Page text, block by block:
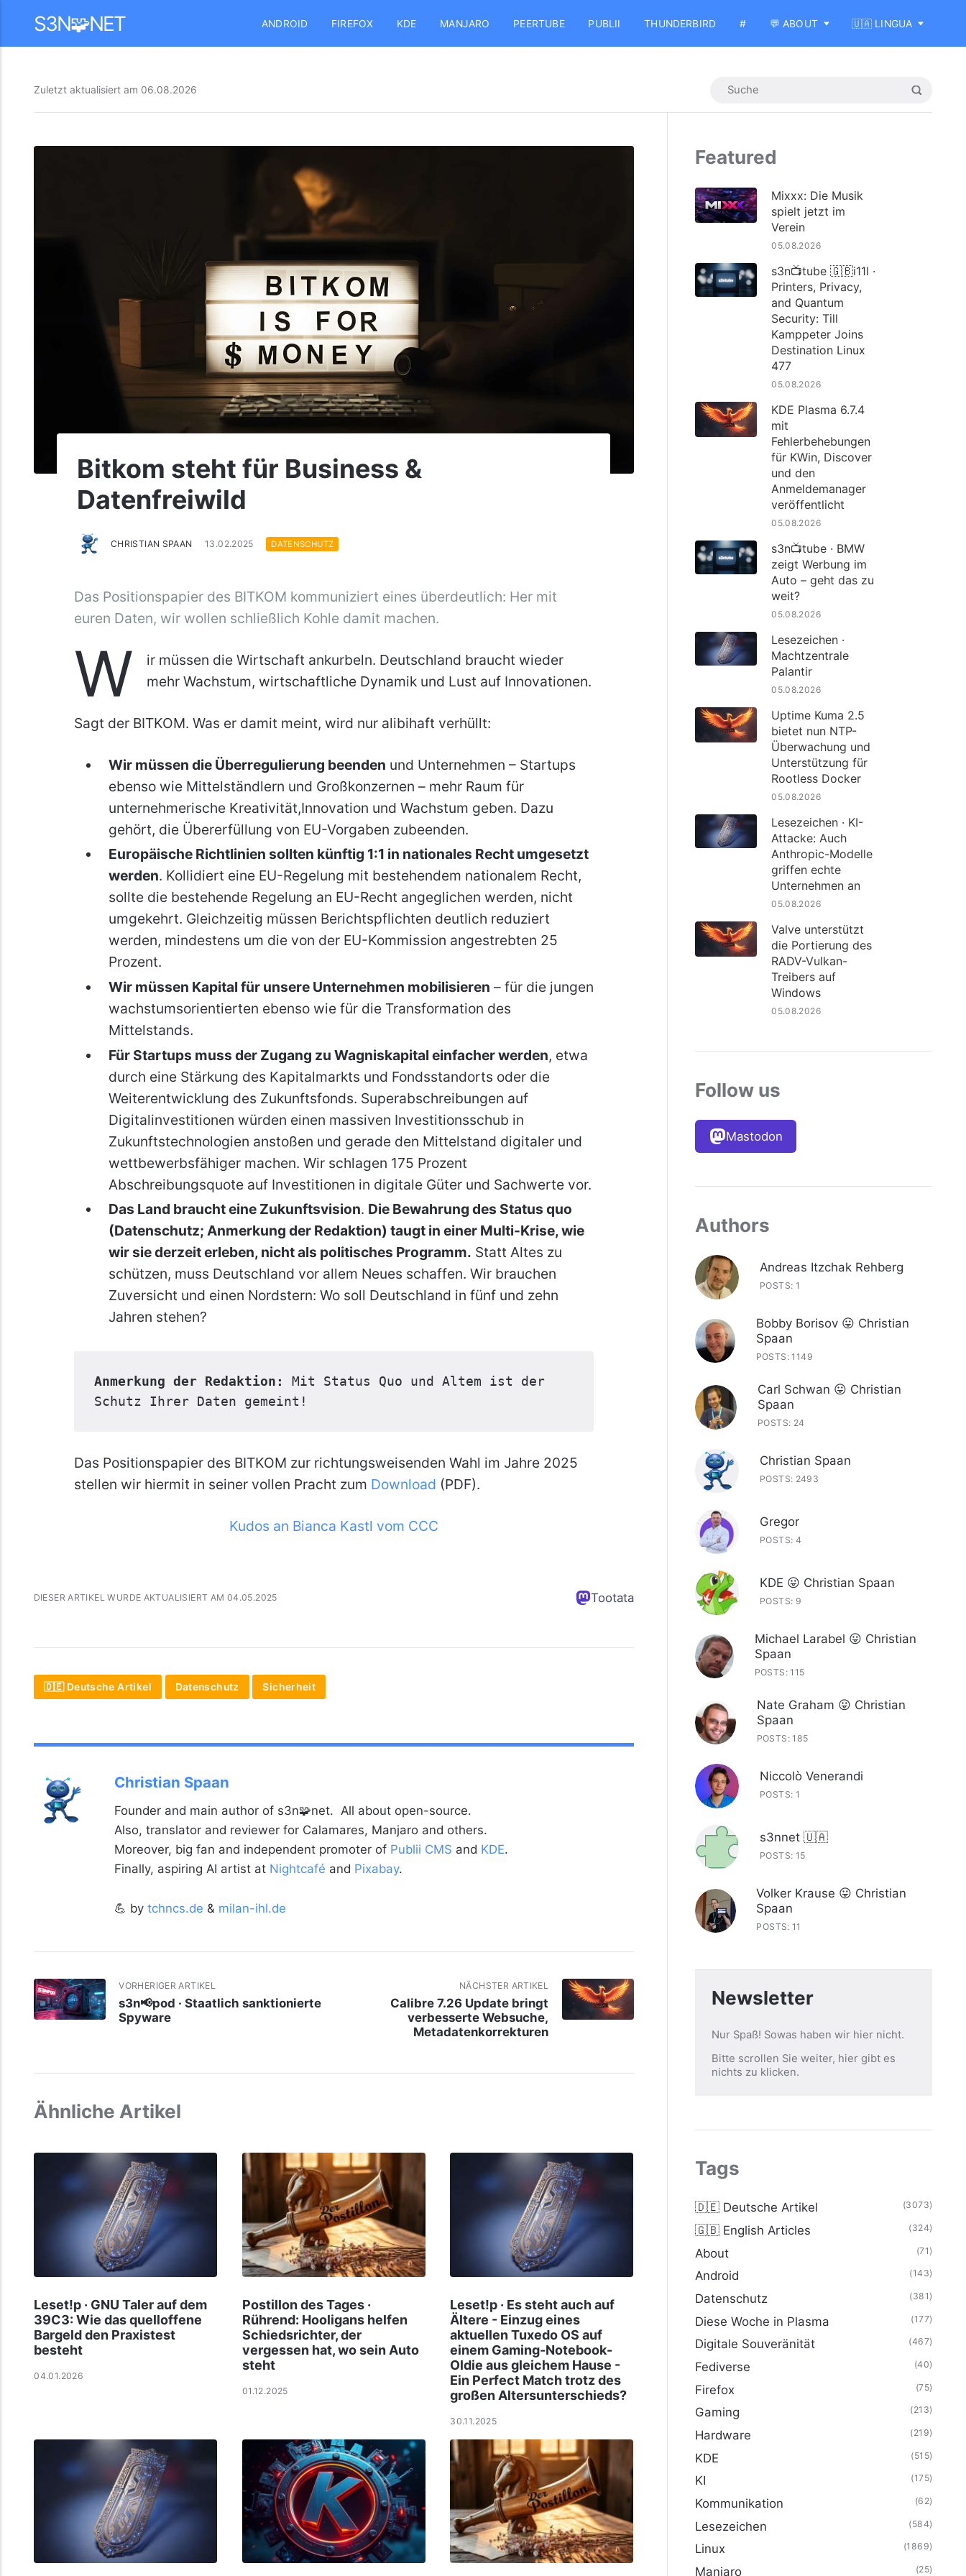
S3N🧩NET ANDROID FIREFOX KDE MANJARO PEERTUBE PUBLII THUNDERBIRD # 💬 ABOUT 🇺🇦 LINGUA
Zuletzt aktualisiert am 06.08.2026
Bitkom steht für Business &
Datenfreiwild
CHRISTIAN SPAAN 13.02.2025 DATENSCHUTZ
Das Positionspapier des BITKOM kommuniziert eines überdeutlich: Her mit
euren Daten, wir wollen schließlich Kohle damit machen.
W
ir müssen die Wirtschaft ankurbeln. Deutschland braucht wieder
mehr Wachstum, wirtschaftliche Dynamik und Lust auf Innovationen.
Sagt der BITKOM. Was er damit meint, wird nur alibihaft verhüllt:
Wir müssen die Überregulierung beenden und Unternehmen – Startups
ebenso wie Mittelständlern und Großkonzernen – mehr Raum für
unternehmerische Kreativität,Innovation und Wachstum geben. Dazu
gehört, die Übererfüllung von EU-Vorgaben zubeenden.
Europäische Richtlinien sollten künftig 1:1 in nationales Recht umgesetzt
werden. Kollidiert eine EU-Regelung mit bestehendem nationalem Recht,
sollte die bestehende Regelung an EU-Recht angeglichen werden, nicht
umgekehrt. Gleichzeitig müssen Berichtspflichten deutlich reduziert
werden, mindestens um die von der EU-Kommission angestrebten 25
Prozent.
Wir müssen Kapital für unsere Unternehmen mobilisieren – für die jungen
wachstumsorientierten ebenso wie für die Transformation des
Mittelstands.
Für Startups muss der Zugang zu Wagniskapital einfacher werden, etwa
durch eine Stärkung des Kapitalmarkts und Fondsstandorts oder die
Weiterentwicklung des Zukunftsfonds. Superabschreibungen auf
Digitalinvestitionen würden einen massiven Investitionsschub in
Zukunftstechnologien anstoßen und gerade den Mittelstand digitaler und
wettbewerbsfähiger machen. Wir schlagen 175 Prozent
Abschreibungsquote auf Investitionen in digitale Güter und Sachwerte vor.
Das Land braucht eine Zukunftsvision. Die Bewahrung des Status quo
(Datenschutz; Anmerkung der Redaktion) taugt in einer Multi-Krise, wie
wir sie derzeit erleben, nicht als politisches Programm. Statt Altes zu
schützen, muss Deutschland vor allem Neues schaffen. Wir brauchen
Zuversicht und einen Nordstern: Wo soll Deutschland in fünf und zehn
Jahren stehen?
Anmerkung der Redaktion:
Mit Status Quo und Altem ist der
Schutz Ihrer Daten gemeint!
Das Positionspapier des BITKOM zur richtungsweisenden Wahl im Jahre 2025
stellen wir hiermit in seiner vollen Pracht zum Download (PDF).
Kudos an Bianca Kastl vom CCC
DIESER ARTIKEL WURDE AKTUALISIERT AM 04.05.2025 Tootata
🇩🇪 Deutsche Artikel Datenschutz Sicherheit
Christian Spaan
Founder and main author of s3n🧩net. All about open-source.
Also, translator and reviewer for Calamares, Manjaro and others.
Moreover, big fan and independent promoter of Publii CMS and KDE.
Finally, aspiring AI artist at Nightcafé and Pixabay.
💪 by tchncs.de & milan-ihl.de
VORHERIGER ARTIKEL
s3n📢pod · Staatlich sanktionierte
Spyware
NÄCHSTER ARTIKEL
Calibre 7.26 Update bringt
verbesserte Websuche,
Metadatenkorrekturen
Ähnliche Artikel
Leset!p · GNU Taler auf dem
39C3: Wie das quelloffene
Bargeld den Praxistest
besteht
04.01.2026
Postillon des Tages ·
Rührend: Hooligans helfen
Schiedsrichter, der
vergessen hat, wo sein Auto
steht
01.12.2025
Leset!p · Es steht auch auf
Ältere - Einzug eines
aktuellen Tuxedo OS auf
einem Gaming-Notebook-
Oldie aus gleichem Hause -
Ein Perfect Match trotz des
großen Altersunterschieds?
30.11.2025
Featured
Mixxx: Die Musik
spielt jetzt im
Verein
05.08.2026
s3n📺tube 🇬🇧i11l ·
Printers, Privacy,
and Quantum
Security: Till
Kamppeter Joins
Destination Linux
477
05.08.2026
KDE Plasma 6.7.4
mit
Fehlerbehebungen
für KWin, Discover
und den
Anmeldemanager
veröffentlicht
05.08.2026
s3n📺tube · BMW
zeigt Werbung im
Auto – geht das zu
weit?
05.08.2026
Lesezeichen ·
Machtzentrale
Palantir
05.08.2026
Uptime Kuma 2.5
bietet nun NTP-
Überwachung und
Unterstützung für
Rootless Docker
05.08.2026
Lesezeichen · KI-
Attacke: Auch
Anthropic-Modelle
griffen echte
Unternehmen an
05.08.2026
Valve unterstützt
die Portierung des
RADV-Vulkan-
Treibers auf
Windows
05.08.2026
Follow us
Mastodon
Authors
Andreas Itzchak Rehberg
POSTS: 1
Bobby Borisov 😛 Christian
Spaan
POSTS: 1149
Carl Schwan 😛 Christian
Spaan
POSTS: 24
Christian Spaan
POSTS: 2493
Gregor
POSTS: 4
KDE 😛 Christian Spaan
POSTS: 9
Michael Larabel 😛 Christian
Spaan
POSTS: 115
Nate Graham 😛 Christian
Spaan
POSTS: 185
Niccolò Venerandi
POSTS: 1
s3nnet 🇺🇦
POSTS: 15
Volker Krause 😛 Christian
Spaan
POSTS: 11
Newsletter
Nur Spaß! Sowas haben wir hier nicht.
Bitte scrollen Sie weiter, hier gibt es
nichts zu klicken.
Tags
🇩🇪 Deutsche Artikel (3073)
🇬🇧 English Articles (324)
About (71)
Android (143)
Datenschutz (381)
Diese Woche in Plasma (177)
Digitale Souveränität (467)
Fediverse (40)
Firefox (75)
Gaming (213)
Hardware (219)
KDE (515)
KI (175)
Kommunikation (62)
Lesezeichen (584)
Linux (1869)
Manjaro (25)